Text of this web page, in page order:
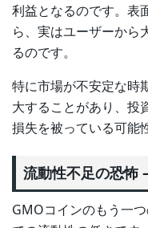
利益となるのです。表
ら、実はユーザーから
るのです。
特に市場が不安定な時
大することがあり、投
損失を被っている可能
流動性不足の恐怖
GMOコインのもう一